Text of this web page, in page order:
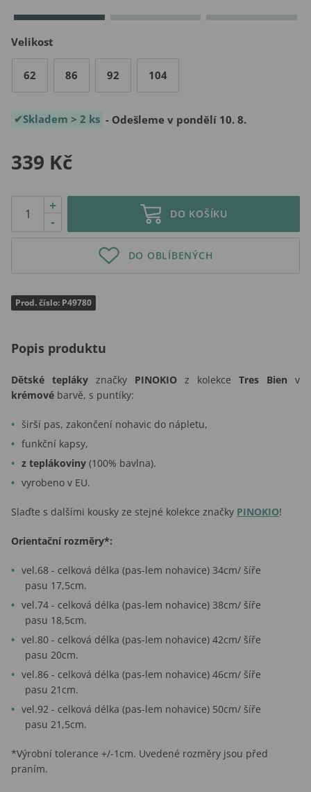
Velikost
62 86 92 104
Skladem > 2 ks - Odešleme v pondělí 10. 8.
339 Kč
-
+
DO KOŠÍKU
DO OBLÍBENÝCH
Prod. číslo: P49780
Popis produktu
Dětské tepláky značky PINOKIO z kolekce Tres Bien v
krémové barvě, s puntíky:
širší pas, zakončení nohavic do nápletu,
funkční kapsy,
z teplákoviny (100% bavlna).
vyrobeno v EU.
Slaďte s dalšími kousky ze stejné kolekce značky PINOKIO!
Orientační rozměry*:
vel.68 - celková délka (pas-lem nohavice) 34cm/ šíře
pasu 17,5cm.
vel.74 - celková délka (pas-lem nohavice) 38cm/ šíře
pasu 18,5cm.
vel.80 - celková délka (pas-lem nohavice) 42cm/ šíře
pasu 20cm.
vel.86 - celková délka (pas-lem nohavice) 46cm/ šíře
pasu 21cm.
vel.92 - celková délka (pas-lem nohavice) 50cm/ šíře
pasu 21,5cm.
*Výrobní tolerance +/-1cm. Uvedené rozměry jsou před
praním.